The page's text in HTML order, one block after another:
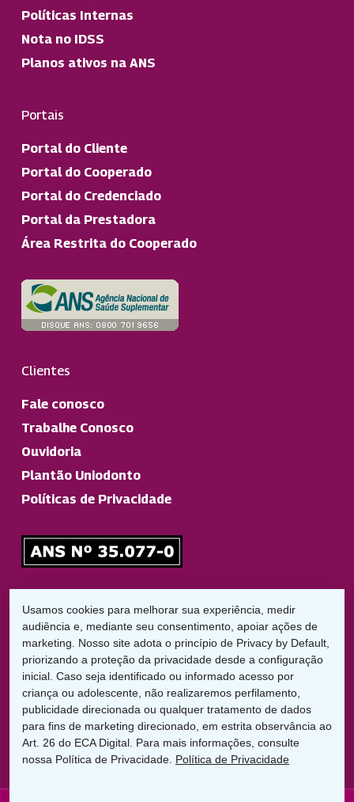
Políticas Internas
Nota no IDSS
Planos ativos na ANS
Portais
Portal do Cliente
Portal do Cooperado
Portal do Credenciado
Portal da Prestadora
Área Restrita do Cooperado
Clientes
Fale conosco
Trabalhe Conosco
Ouvidoria
Plantão Uniodonto
Políticas de Privacidade
Responsável Técnico
Dr. Diego Garbelini Lorena
CRO/PR: 21826
LGPD:
Encarregado de Proteção de Dados
Cláudio C. Braga
dpo@uniodontolondrina.coop.br
Usamos cookies para melhorar sua experiência, medir
audiência e, mediante seu consentimento, apoiar ações de
marketing. Nosso site adota o princípio de Privacy by Default,
priorizando a proteção da privacidade desde a configuração
inicial. Caso seja identificado ou informado acesso por
criança ou adolescente, não realizaremos perfilamento,
publicidade direcionada ou qualquer tratamento de dados
para fins de marketing direcionado, em estrita observância ao
Art. 26 do ECA Digital. Para mais informações, consulte
nossa Política de Privacidade. Política de Privacidade